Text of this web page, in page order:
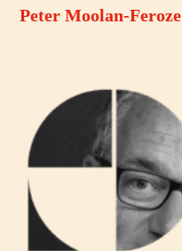
Peter Moolan-Feroze